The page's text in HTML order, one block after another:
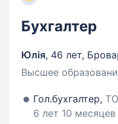
Бухгалтер
Юлія, 46 лет,
Высшее
Гол.бухгалтер,
6 лет 10 месяцев